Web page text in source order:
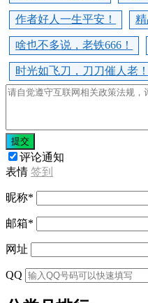
作者好人一生平安！
啥也不多说，老铁666！
时光如飞刀，刀刀催人老！
提交
评论通知
表情 签到
昵称*
邮箱*
网址
QQ